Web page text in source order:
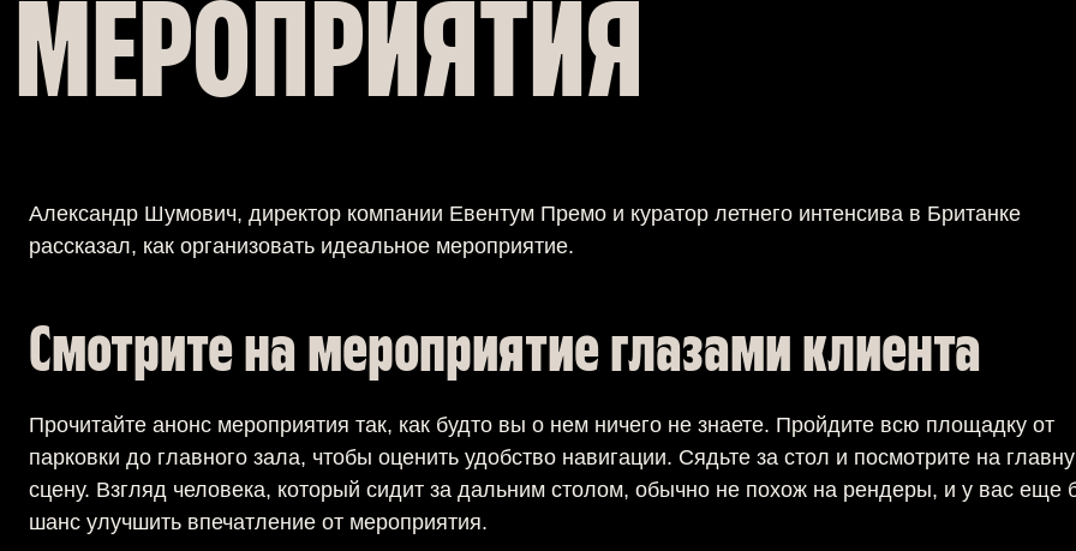
МЕРОПРИЯТИЯ
Александр Шумович, директор компании Евентум Премо и куратор летнего интенсива в Британке
рассказал, как организовать идеальное мероприятие.
Смотрите на мероприятие глазами клиента
Прочитайте анонс мероприятия так, как будто вы о нем ничего не знаете. Пройдите всю площадку от
парковки до главного зала, чтобы оценить удобство навигации. Сядьте за стол и посмотрите на
сцену. Взгляд человека, который сидит за дальним столом, обычно не похож на рендеры, и у вас еще
шанс улучшить впечатление от мероприятия.